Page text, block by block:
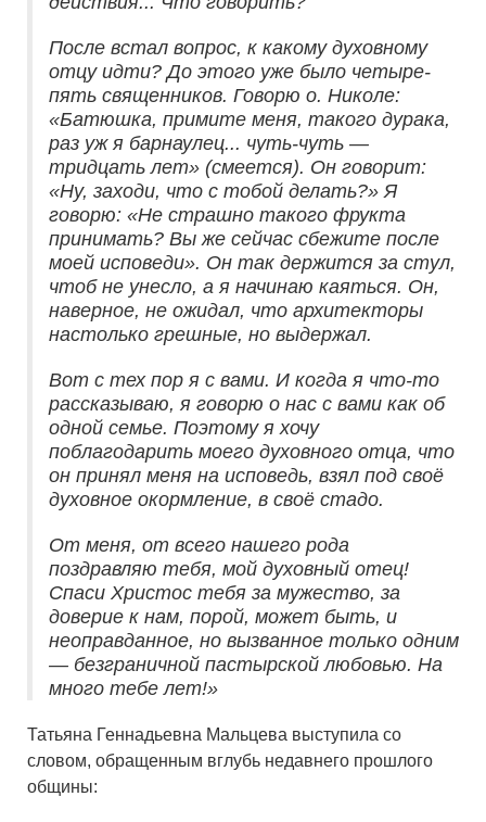
После встал вопрос, к какому духовному
отцу идти? До этого уже было четыре-
пять священников. Говорю о. Николе:
«Батюшка, примите меня, такого дурака,
раз уж я барнаулец... чуть-чуть —
тридцать лет» (смеется). Он говорит:
«Ну, заходи, что с тобой делать?» Я
говорю: «Не страшно такого фрукта
принимать? Вы же сейчас сбежите после
моей исповеди». Он так держится за стул,
чтоб не унесло, а я начинаю каяться. Он,
наверное, не ожидал, что архитекторы
настолько грешные, но выдержал.
Вот с тех пор я с вами. И когда я что-то
рассказываю, я говорю о нас с вами как об
одной семье. Поэтому я хочу
поблагодарить моего духовного отца, что
он принял меня на исповедь, взял под своё
духовное окормление, в своё стадо.
От меня, от всего нашего рода
поздравляю тебя, мой духовный отец!
Спаси Христос тебя за мужество, за
доверие к нам, порой, может быть, и
неоправданное, но вызванное только одним
— безграничной пастырской любовью. На
много тебе лет!»
Татьяна Геннадьевна Мальцева выступила со
словом, обращенным вглубь недавнего прошлого
общины: